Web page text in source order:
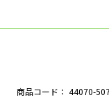
商品コード： 44070-